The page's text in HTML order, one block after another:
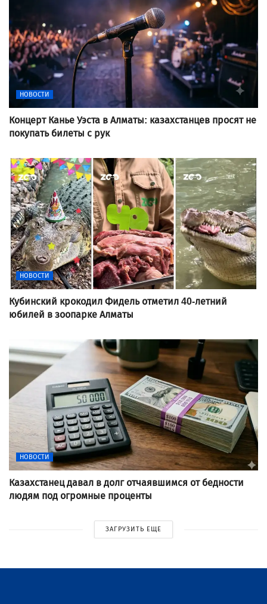
НОВОСТИ
Концерт Канье Уэста в Алматы: казахстанцев просят не
покупать билеты с рук
НОВОСТИ
Кубинский крокодил Фидель отметил 40-летний
юбилей в зоопарке Алматы
НОВОСТИ
Казахстанец давал в долг отчаявшимся от бедности
людям под огромные проценты
ЗАГРУЗИТЬ ЕЩЕ